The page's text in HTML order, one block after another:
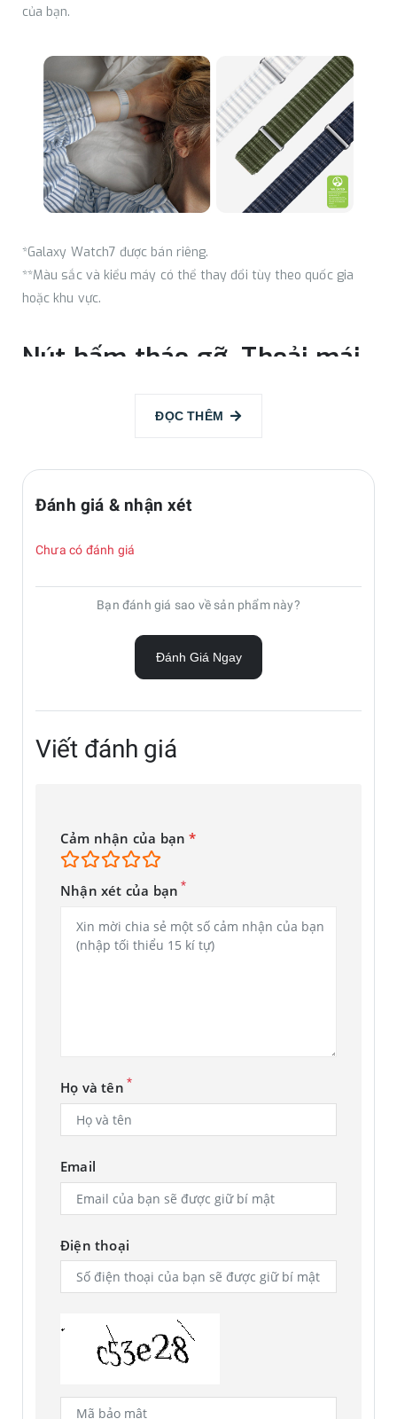
của bạn.
*Galaxy Watch7 được bán riêng.
**Màu sắc và kiểu máy có thể thay đổi tùy theo quốc gia
hoặc khu vực.
Nút bấm tháo gỡ. Thoải mái
nút bấm. Đây là dây đeo bạn đang tìm kiếm. Cho dù bạn
đang đi ra ngoài hay đang di chuyển, chỉ một nút bấm sẽ
giúp cho việc hoán đổi dây đeo trở nên đơn giản và dễ dàng.
ĐỌC THÊM
Đánh giá & nhận xét
Chưa có đánh giá
Bạn đánh giá sao về sản phẩm này?
Đánh Giá Ngay
Viết đánh giá
Cảm nhận của bạn*
Nhận xét của bạn *
Họ và tên *
Email
Điện thoại